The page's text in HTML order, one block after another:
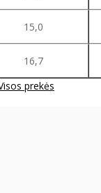
15,0
16,7
prekės